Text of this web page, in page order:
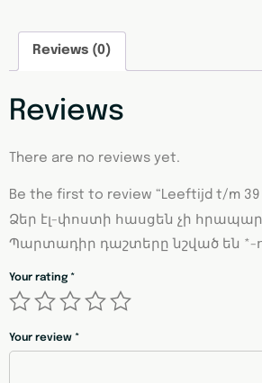
Reviews (0)
Reviews
There are no reviews yet.
Be the first to review “Leeftijd t/m 39
Ձեր էլ-փոստի հասցեն չի
Պարտադիր դաշտերը նշված են *-
Your rating *
Your review *